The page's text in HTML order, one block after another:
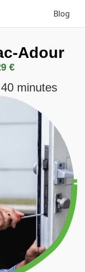
Blog
Adour
€
minutes